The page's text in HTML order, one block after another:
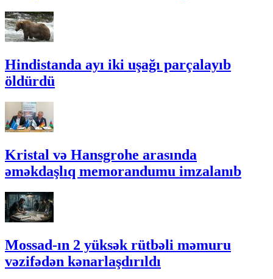
Hindistanda ayı iki uşağı parçalayıb
öldürdü
Kristal və Hansgrohe arasında
əməkdaşlıq memorandumu imzalanıb
Mossad-ın 2 yüksək rütbəli məmuru
vəzifədən kənarlaşdırıldı